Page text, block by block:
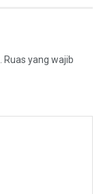
Ruas yang wajib